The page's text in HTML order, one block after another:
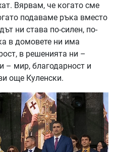
Вярвам, че когато сме
подаваме ръка вместо
ни става по-силен, по-
в домовете ни има
в решенията ни –
– мир, благодарност и
още Куленски.